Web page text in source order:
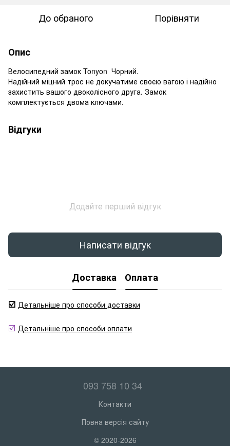
До обраного Порівняти
Опис
Велосипедний замок Tonyon Чорний.
Надійний міцний трос не докучатиме своєю вагою і надійно
захистить вашого двоколісного друга. Замок
комплектується двома ключами.
Відгуки
Додайте перший відгук
Написати відгук
Доставка Оплата
☑️ Детальніше про способи доставки
☑️ Детальніше про способи оплати
093 758 10 34
Контакти
Повна версія сайту
© 2020-2026